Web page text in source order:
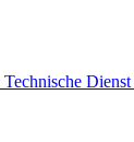
Technische Dienst